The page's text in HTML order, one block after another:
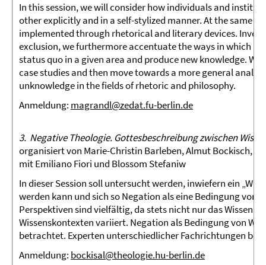
In this session, we will consider how individuals and
other explicitly and in a self-stylized manner. At the same
implemented through rhetorical and literary devices.
exclusion, we furthermore accentuate the ways in which
status quo in a given area and produce new knowledge.
case studies and then move towards a more general
unknowledge in the fields of rhetoric and philosophy.
Anmeldung: magrandl@zedat.fu-berlin.de
3. Negative Theologie. Gottesbeschreibung zwischen
organisiert von Marie-Christin Barleben, Almut Bockisch,
mit Emiliano Fiori und Blossom Stefaniw
In dieser Session soll untersucht werden, inwiefern ein
werden kann und sich so Negation als eine Bedingung von
Perspektiven sind vielfältig, da stets nicht nur das Wissen
Wissenskontexten variiert. Negation als Bedingung von
betrachtet. Experten unterschiedlicher Fachrichtungen
Anmeldung: bockisal@theologie.hu-berlin.de